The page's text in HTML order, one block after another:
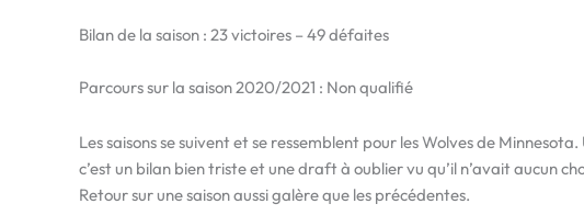
Bilan de la saison : 23 victoires – 49 défaites
Parcours sur la saison 2020/2021 : Non qualifié
Les saisons se suivent et se ressemblent pour les Wolves de
c’est un bilan bien triste et une draft à oublier vu qu’il n’avait aucun
Retour sur une saison aussi galère que les précédentes.